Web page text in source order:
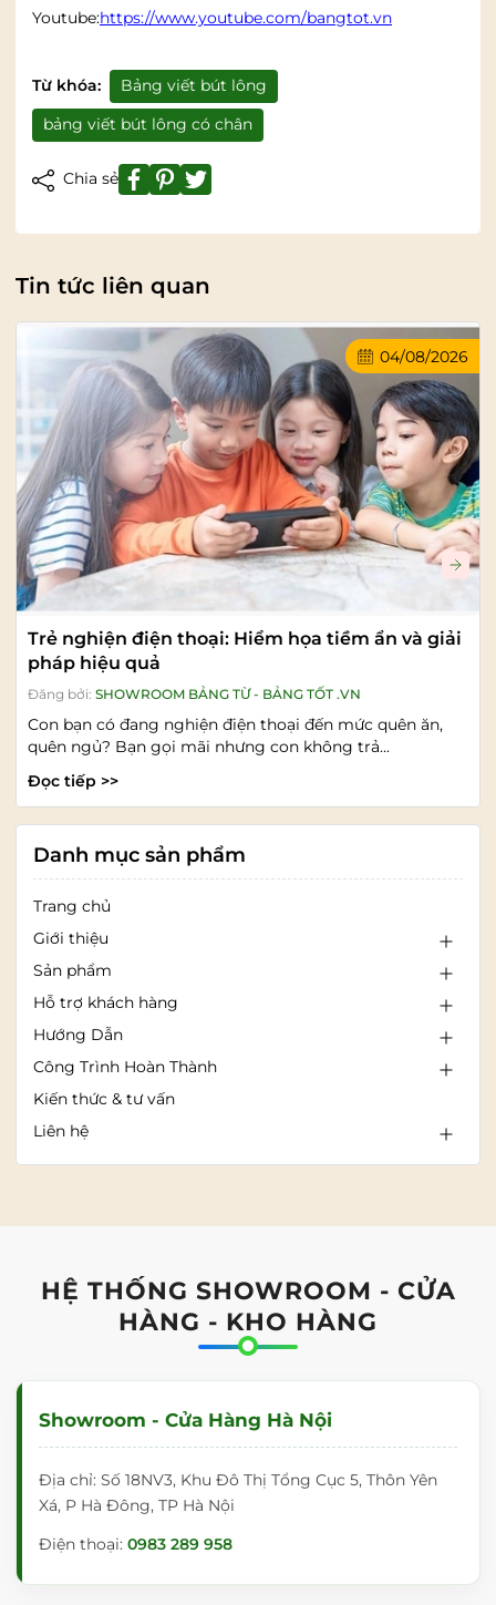
Youtube:https://www.youtube.com/bangtot.vn
Từ khóa:
Bảng viết bút lông
bảng viết bút lông có chân
Chia sẻ
Tin tức liên quan
04/08/2026
Trẻ nghiện điện thoại: Hiểm họa tiềm ẩn và giải
pháp hiệu quả
Đăng bởi: SHOWROOM BẢNG TỪ - BẢNG TỐT .VN
Con bạn có đang nghiện điện thoại đến mức quên ăn,
quên ngủ? Bạn gọi mãi nhưng con không trả...
Đọc tiếp >>
Danh mục sản phẩm
Trang chủ
Giới thiệu
Sản phẩm
Hỗ trợ khách hàng
Hướng Dẫn
Công Trình Hoàn Thành
Kiến thức & tư vấn
Liên hệ
HỆ THỐNG SHOWROOM - CỬA
HÀNG - KHO HÀNG
Showroom - Cửa Hàng Hà Nội
Địa chỉ: Số 18NV3, Khu Đô Thị Tổng Cục 5, Thôn Yên
Xá, P Hà Đông, TP Hà Nội
Điện thoại: 0983 289 958